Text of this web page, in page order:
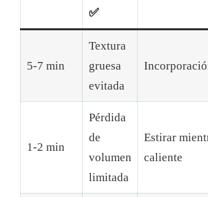
✅
5-7 min
Textura
gruesa
evitada
1-2 min
Pérdida
de
volumen
limitada
Estirar
caliente